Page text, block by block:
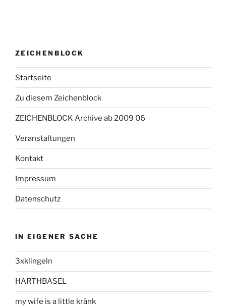
ZEICHENBLOCK
Startseite
Zu diesem Zeichenblock
ZEICHENBLOCK Archive ab 2009 06
Veranstaltungen
Kontakt
Impressum
Datenschutz
IN EIGENER SACHE
3xklingeln
HARTHBASEL
my wife is a little kränk